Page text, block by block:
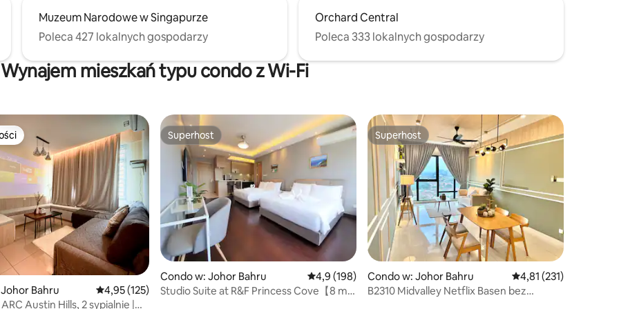
Muzeum Narodowe w Singapurze
Poleca 427 lokalnych gospodarzy
Orchard Central
Poleca 333 lokalnych gospodarzy
Wynajem mieszkań typu condo z Wi-Fi
liczba recenzji: 146
Bahru Średnia ocena: 4,95 na 5, liczba recenzji: 125
4,95 (125)
Austin Hills, 2 sypialnie |
Superhost
Superhost
Condo w: Johor Bahru Średnia ocena: 4,9 na 5, liczba recenzji: 198
4,9 (198)
Studio Suite at R&F Princess Cove【8 min
Superhost
Superhost
Condo w: Johor Bahru Średnia ocena: 4,81
4,81 (231)
B2310 Midvalley Netflix Basen bez